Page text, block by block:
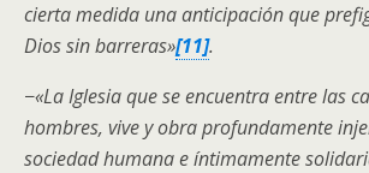
cierta medida una anticipación que
Dios sin barreras»[11].
−«La Iglesia que se encuentra entre las
hombres, vive y obra profundamente
sociedad humana e íntimamente